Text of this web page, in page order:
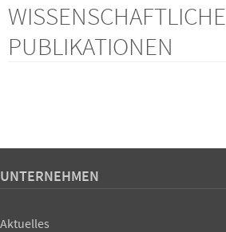
WISSENSCHAFTLICHE
PUBLIKATIONEN
UNTERNEHMEN
Aktuelles